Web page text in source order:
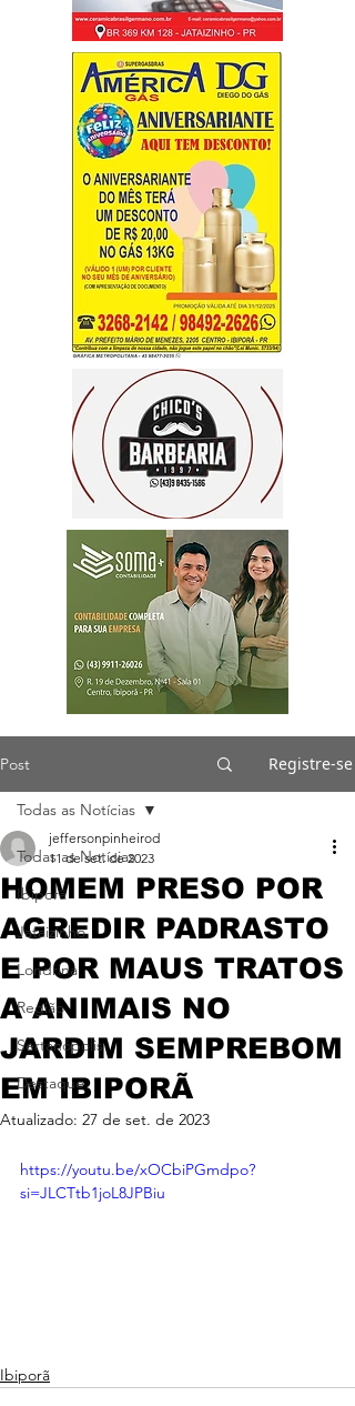
Post Registre-se
Todas as Notícias
Ibiporã
Jataizinho
Londrina
Região
Sertanópolis
Destaque
Todas as Notícias
HOMEM PRESO POR
AGREDIR PADRASTO
E POR MAUS TRATOS
A ANIMAIS NO
JARDIM SEMPREBOM
EM IBIPORÃ
jeffersonpinheirod
11 de set. de 2023
Atualizado: 27 de set. de 2023
https://youtu.be/xOCbiPGmdpo?
si=JLCTtb1joL8JPBiu
Ibiporã